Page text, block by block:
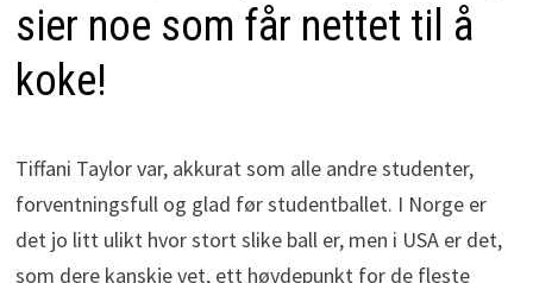
sier noe som får nettet til å
koke!
Tiffani Taylor var, akkurat som alle andre studenter,
forventningsfull og glad før studentballet. I Norge er
det jo litt ulikt hvor stort slike ball er, men i USA er det,
som dere kanskje vet, ett høydepunkt for de fleste